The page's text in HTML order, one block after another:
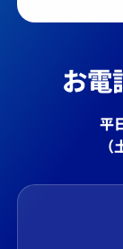
お電
平